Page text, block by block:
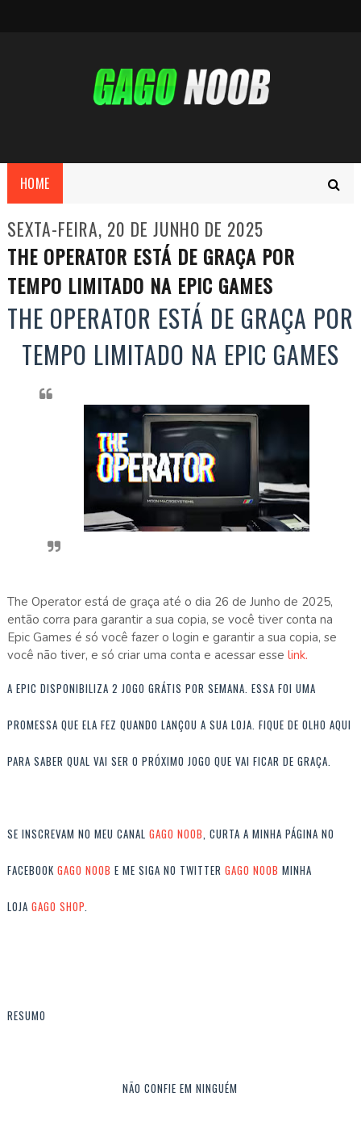
HOME
SEXTA-FEIRA, 20 DE JUNHO DE 2025
THE OPERATOR ESTÁ DE GRAÇA POR
TEMPO LIMITADO NA EPIC GAMES
THE OPERATOR ESTÁ DE GRAÇA POR
TEMPO LIMITADO NA EPIC GAMES
The Operator está de graça até o dia 26 de Junho de 2025,
então corra para garantir a sua copia, se você tiver conta na
Epic Games é só você fazer o login e garantir a sua copia, se
você não tiver, e só criar uma conta e acessar esse link.
A EPIC DISPONIBILIZA 2 JOGO GRÁTIS POR SEMANA. ESSA FOI UMA
PROMESSA QUE ELA FEZ QUANDO LANÇOU A SUA LOJA. FIQUE DE OLHO AQUI
PARA SABER QUAL VAI SER O PRÓXIMO JOGO QUE VAI FICAR DE GRAÇA.
SE INSCREVAM NO MEU CANAL GAGO NOOB, CURTA A MINHA PÁGINA NO
FACEBOOK GAGO NOOB E ME SIGA NO TWITTER GAGO NOOB MINHA
LOJA GAGO SHOP.
RESUMO
NÃO CONFIE EM NINGUÉM